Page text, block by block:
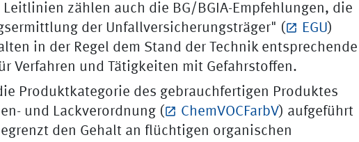
zählen auch die BG/BGIA-Empfehlungen, die
der Unfallversicherungsträger" (
EGU)
in der Regel dem Stand der Technik entsprechende
Verfahren und Tätigkeiten mit Gefahrstoffen.
Produktkategorie des gebrauchfertigen Produktes
und Lackverordnung (
ChemVOCFarbV) aufgeführt
den Gehalt an flüchtigen organischen